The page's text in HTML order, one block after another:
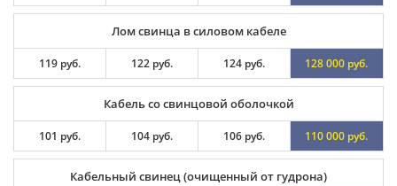
Лом свинца в силовом кабеле
119 руб. 122 руб. 124 руб. 128 000 руб.
Кабель со свинцовой оболочкой
101 руб. 104 руб. 106 руб. 110 000 руб.
Кабельный свинец (очищенный от гудрона)